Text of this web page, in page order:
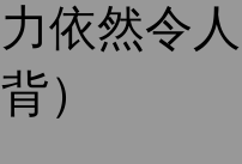
力依然令
背）